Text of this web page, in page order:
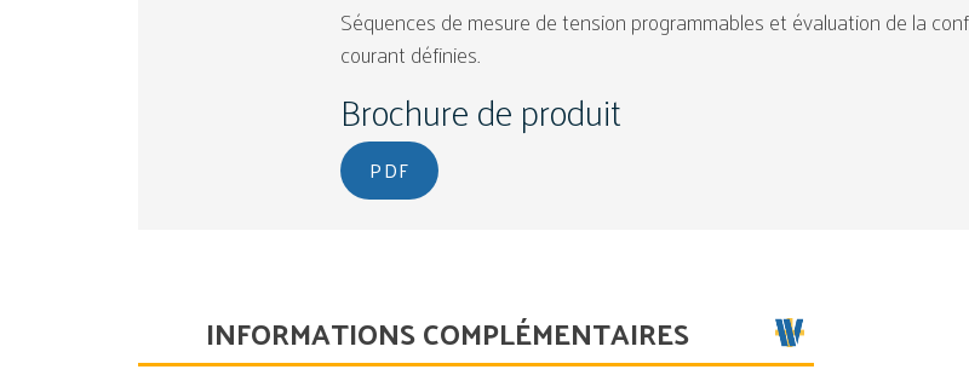
Séquences de mesure de tension programmables et évaluation de la
courant définies.
Brochure de produit
PDF
INFORMATIONS COMPLÉMENTAIRES